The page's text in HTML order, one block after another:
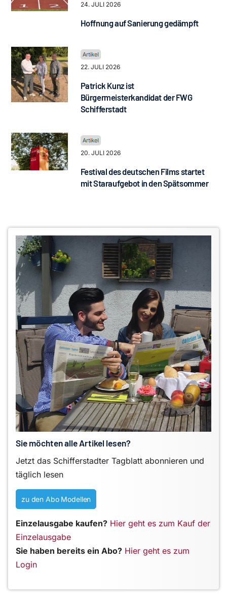
24. JULI 2026
Hoffnung auf Sanierung gedämpft
22. JULI 2026
Patrick Kunz ist
Bürgermeisterkandidat der FWG
Schifferstadt
20. JULI 2026
Festival des deutschen Films startet
mit Staraufgebot in den Spätsommer
Sie möchten alle Artikel lesen?
Jetzt das Schifferstadter Tagblatt abonnieren und
täglich lesen
zu den Abo Modellen
Einzelausgabe kaufen? Hier geht es zum Kauf der
Einzelausgabe
Sie haben bereits ein Abo? Hier geht es zum
Login